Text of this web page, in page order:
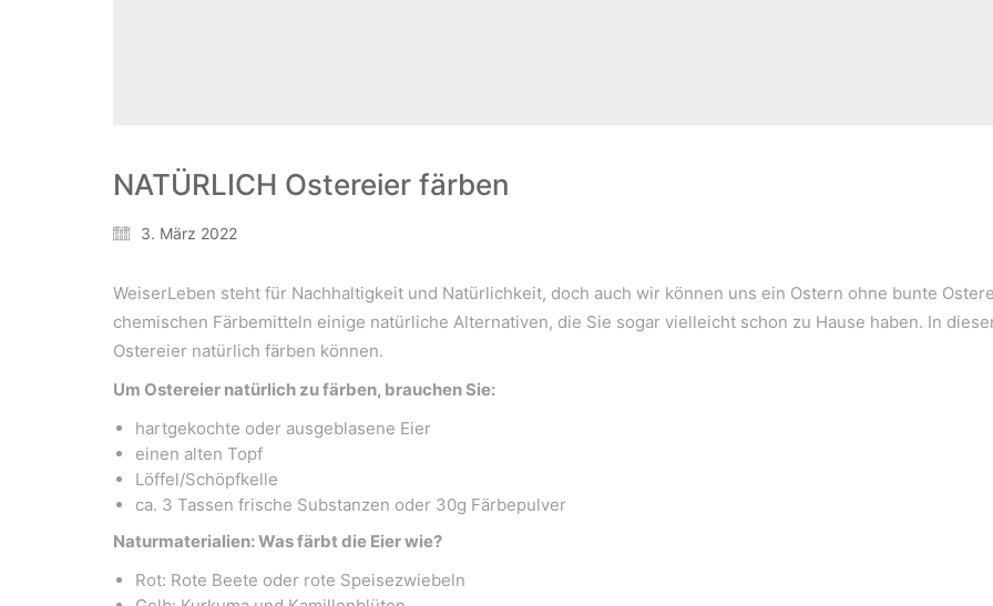
NATÜRLICH Ostereier färben
3. März 2022
WeiserLeben steht für Nachhaltigkeit und Natürlichkeit, doch auch wir können uns ein Ostern ohne bunte
chemischen Färbemitteln einige natürliche Alternativen, die Sie sogar vielleicht schon zu Hause haben. In
Ostereier natürlich färben können.
Um Ostereier natürlich zu färben, brauchen Sie:
hartgekochte oder ausgeblasene Eier
einen alten Topf
Löffel/Schöpfkelle
ca. 3 Tassen frische Substanzen oder 30g Färbepulver
Naturmaterialien: Was färbt die Eier wie?
Rot: Rote Beete oder rote Speisezwiebeln